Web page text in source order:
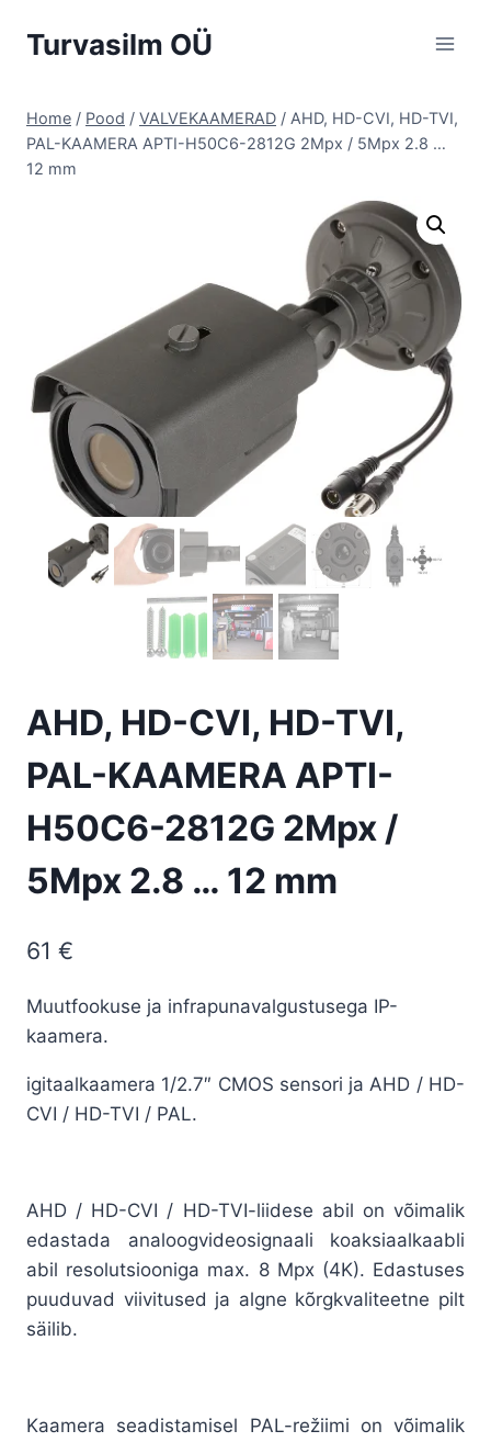
Turvasilm OÜ
Home / Pood / VALVEKAAMERAD / AHD, HD-CVI, HD-TVI,
PAL-KAAMERA APTI-H50C6-2812G 2Mpx / 5Mpx 2.8 …
12 mm
AHD, HD-CVI, HD-TVI,
PAL-KAAMERA APTI-
H50C6-2812G 2Mpx /
5Mpx 2.8 … 12 mm
61 €
Muutfookuse ja infrapunavalgustusega IP-
kaamera.
igitaalkaamera 1/2.7″ CMOS sensori ja AHD / HD-
CVI / HD-TVI / PAL.
AHD / HD-CVI / HD-TVI-liidese abil on võimalik
edastada analoogvideosignaali koaksiaalkaabli
abil resolutsiooniga max. 8 Mpx (4K). Edastuses
puuduvad viivitused ja algne kõrgkvaliteetne pilt
säilib.
Kaamera seadistamisel PAL-režiimi on võimalik